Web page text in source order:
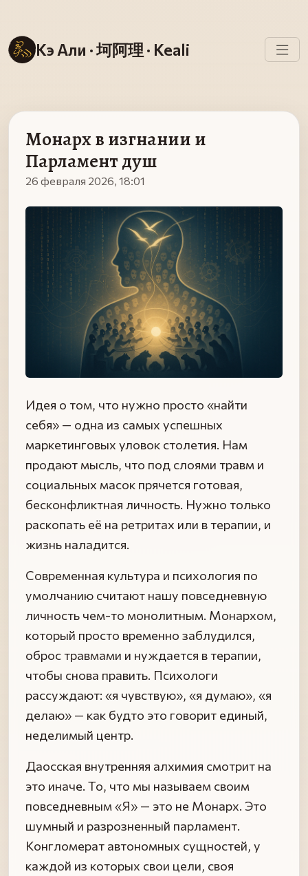
Кэ Али · 坷阿理 · Keali
Монарх в изгнании и
Парламент душ
26 февраля 2026, 18:01
Идея о том, что нужно просто «найти
себя» — одна из самых успешных
маркетинговых уловок столетия. Нам
продают мысль, что под слоями травм и
социальных масок прячется готовая,
бесконфликтная личность. Нужно только
раскопать её на ретритах или в терапии, и
жизнь наладится.
Современная культура и психология по
умолчанию считают нашу повседневную
личность чем-то монолитным. Монархом,
который просто временно заблудился,
оброс травмами и нуждается в терапии,
чтобы снова править. Психологи
рассуждают: «я чувствую», «я думаю», «я
делаю» — как будто это говорит единый,
неделимый центр.
Даосская внутренняя алхимия смотрит на
это иначе. То, что мы называем своим
повседневным «Я» — это не Монарх. Это
шумный и разрозненный парламент.
Конгломерат автономных сущностей, у
каждой из которых свои цели, своя